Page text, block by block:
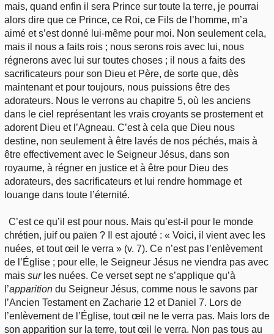
mais, quand enfin il sera Prince sur toute la terre, je pourrai
alors dire que ce Prince, ce Roi, ce Fils de l’homme, m’a
aimé et s’est donné lui-même pour moi. Non seulement cela,
mais il nous a faits rois ; nous serons rois avec lui, nous
régnerons avec lui sur toutes choses ; il nous a faits des
sacrificateurs pour son Dieu et Père, de sorte que, dès
maintenant et pour toujours, nous puissions être des
adorateurs. Nous le verrons au chapitre 5, où les anciens
dans le ciel représentant les vrais croyants se prosternent et
adorent Dieu et l’Agneau. C’est à cela que Dieu nous
destine, non seulement à être lavés de nos péchés, mais à
être effectivement avec le Seigneur Jésus, dans son
royaume, à régner en justice et à être pour Dieu des
adorateurs, des sacrificateurs et lui rendre hommage et
louange dans toute l’éternité.
C’est ce qu’il est pour nous. Mais qu’est-il pour le monde
chrétien, juif ou païen ? Il est ajouté : « Voici, il vient avec les
nuées, et tout œil le verra » (v. 7). Ce n’est pas l’enlèvement
de l’Église ; pour elle, le Seigneur Jésus ne viendra pas avec
mais surles nuées. Ce verset sept ne s’applique qu’à
l’apparition du Seigneur Jésus, comme nous le savons par
l’Ancien Testament en Zacharie 12 et Daniel 7. Lors de
l’enlèvement de l’Église, tout œil ne le verra pas. Mais lors de
son apparition sur la terre, tout œil le verra. Non pas tous au